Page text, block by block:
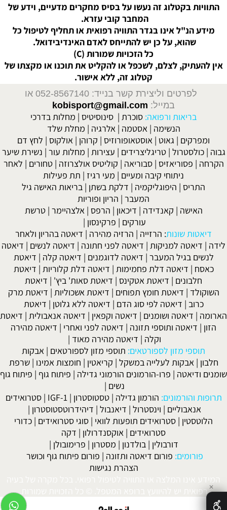
התוויות בקטלוג זה נעשו על בסיס מחקרים מדעיים, וידע של
המחבר קובי עזרא.
מידע הנ"ל אינו בגדר התוויה רפואית או תחליף לטיפול כל
שהוא, על כן יש להתייחס לאדם האינדיבידואל.
כל הזכויות שמורות (C)
אין להעתיק, לצלם, לשכפל או להקליט את תוכנו או מקצתו של
קטלוג זה, ללא אישור.
לפרטים וליצירת קשר בנייד: 052-8567140
או
במייל: kobisport@gmail.com
בריאות ורפואה: סוכרת | סינוסיטיס | מחלות בדרכי
הנשימה | אסטמה | אלרגיה | מחלת שלד
ומפרקים | גאוט | אוסטאופורוזיס | קרוהן | אולקוס | לחץ דם
גבוה |כולסטרול |טריגליצרידים | עצירות | מחלות עור | נשירת שיער
הקרחה | פסוריאזיס |סבוריאה | קוליטיס אולצרוזה |טחורים | לאחר
ניתוחי קיבה ומעיים | מעי רגיז | תת פעילות
התריס | היפוגליקמיה | דלקת בשתן | בריאות האישה גיל
המעבר | הריון ופוריות
האישה | קאנדידה | דיכאון | הרפס | אלצהיימר |טרשת
עורקים | פרקינסון |
דיאטות שונות: הרזייה | הרזיה מהירה | דיאטה בהריון ולאחר
לידה | דיאטה למניקות | דיאטה לפני חתונה | דיאטה לנשים | דיאטה
לנשים בגיל המעבר | דיאטה לדוגמנים | דיאטה קלה | דיאטת
כאסח | דיאטה דלת פחמימות | דיאטה דלת קלוריות | דיאטת
חלבונים | דיאטת אטקינס | דיאטת סאות' ביץ' | דיאטת
השוקולד | דיאטת חומץ תפוחים | דיאטת אשכוליות | דיאטת מרק
כרוב | דיאטה לפי סוג הדם | דיאטה ללא גלוטן | דיאטת
הארומה | דיאטה ושומנים | דיאטה וקפאין | דיאטה אנאבולית | דיאטת
הזון | דיאטה ותוספי תזונה | דיאטה לפני ואחרי | דיאטה מהירה
וקלה | דיאטה מהירה מאוד |
תוספי מזון לספורטאים: תוספי מזון לספורטאים | אבקות
חלבון | אבקות לעלייה במשקל | קריאטין | חומצות אמינו |שרפת
שומנים ודיאטה | פרו-הורמונים הורמוני גדילה | פיתוח גוף | פיתוח גוף
נשים |
תרופות והורמונים: הורמון גדילה |טסטוסטרון |
IGF-1
|סטרואידים
אנאבוליים | וינסטרול | דיאנבול | דיהידרוטסטוסטרון |
הלוטסטין | סטרואידים תופעות לוואי | סוגי סטרואידים | כדורי
סטרואידים | אוקסנדרולון | דקה
דורבולין | בולדנון | מסטרון | פרימובולן |
פורומים: פורום דיאטה ותזונה | פורום פיתוח גוף וכושר
הצהרת נגישות
המידע אינו המלצה או התוויה לטיפול רפואי. בכל מקרה של בעיה
רפואית יש להיוועץ ברופא המטפל. © כל הזכויות שמורות. ✕